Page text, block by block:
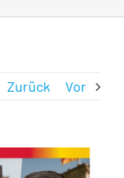
Zurück Vor